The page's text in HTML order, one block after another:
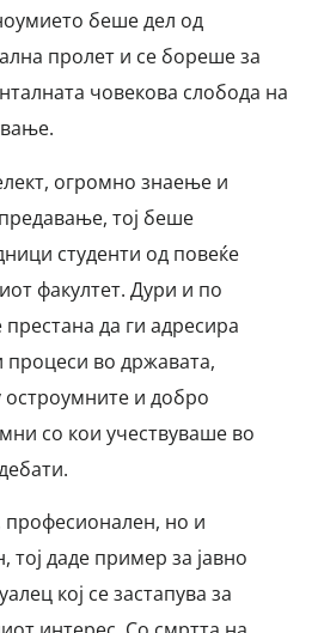
беше дел од
пролет и се бореше за
човекова слобода на
огромно знаење и
тој беше
студенти од повеќе
факултет. Дури и по
да ги адресира
во државата,
остроумните и добро
со кои учествуваше во
професионален, но и
даде пример за јавно
кој се застапува за